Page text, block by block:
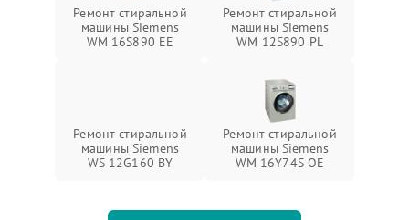
Ремонт стиральной
машины Siemens
WM 16S890 EE
Ремонт стиральной
машины Siemens
WM 12S890 PL
Ремонт стиральной
машины Siemens
WS 12G160 BY
Ремонт стиральной
машины Siemens
WM 16Y74S OE